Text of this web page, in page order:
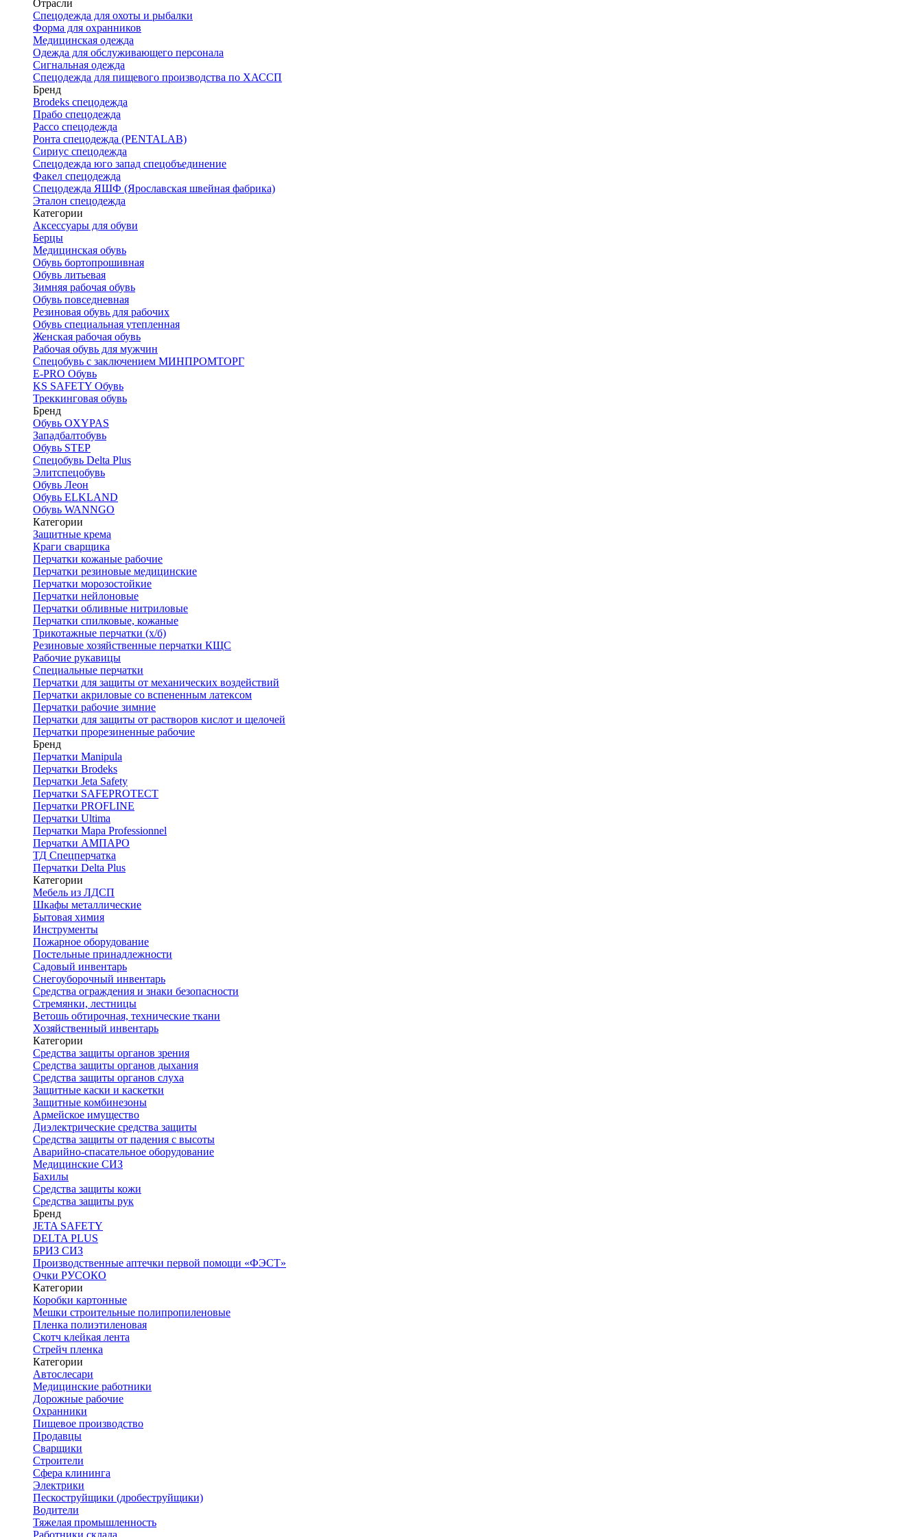
Отрасли
Спецодежда для охоты и рыбалки
Форма для охранников
Медицинская одежда
Одежда для обслуживающего персонала
Сигнальная одежда
Спецодежда для пищевого производства по ХАССП
Бренд
Brodeks спецодежда
Прабо спецодежда
Рассо спецодежда
Ронта спецодежда (PENTALAB)
Сириус спецодежда
Спецодежда юго запад спецобъединение
Факел спецодежда
Спецодежда ЯШФ (Ярославская швейная фабрика)
Эталон спецодежда
Категории
Аксессуары для обуви
Берцы
Медицинская обувь
Обувь бортопрошивная
Обувь литьевая
Зимняя рабочая обувь
Обувь повседневная
Резиновая обувь для рабочих
Обувь специальная утепленная
Женская рабочая обувь
Рабочая обувь для мужчин
Спецобувь с заключением МИНПРОМТОРГ
E-PRO Обувь
KS SAFETY Обувь
Треккинговая обувь
Бренд
Обувь OXYPAS
Западбалтобувь
Обувь STEP
Спецобувь Delta Plus
Элитспецобувь
Обувь Леон
Обувь ELKLAND
Обувь WANNGO
Категории
Защитные крема
Краги сварщика
Перчатки кожаные рабочие
Перчатки резиновые медицинские
Перчатки морозостойкие
Перчатки нейлоновые
Перчатки обливные нитриловые
Перчатки спилковые, кожаные
Трикотажные перчатки (х/б)
Резиновые хозяйственные перчатки КЩС
Рабочие рукавицы
Специальные перчатки
Перчатки для защиты от механических воздействий
Перчатки акриловые со вспененным латексом
Перчатки рабочие зимние
Перчатки для защиты от растворов кислот и щелочей
Перчатки прорезиненные рабочие
Бренд
Перчатки Manipula
Перчатки Brodeks
Перчатки Jeta Safety
Перчатки SAFEPROTECT
Перчатки PROFLINE
Перчатки Ultima
Перчатки Мара Professionnel
Перчатки АМПАРО
ТД Спецперчатка
Перчатки Delta Plus
Категории
Мебель из ЛДСП
Шкафы металлические
Бытовая химия
Инструменты
Пожарное оборудование
Постельные принадлежности
Садовый инвентарь
Снегоуборочный инвентарь
Средства ограждения и знаки безопасности
Стремянки, лестницы
Ветошь обтирочная, технические ткани
Хозяйственный инвентарь
Категории
Средства защиты органов зрения
Средства защиты органов дыхания
Средства защиты органов слуха
Защитные каски и каскетки
Защитные комбинезоны
Армейское имущество
Диэлектрические средства защиты
Средства защиты от падения с высоты
Аварийно-спасательное оборудование
Медицинские СИЗ
Бахилы
Средства защиты кожи
Средства защиты рук
Бренд
JETA SAFETY
DELTA PLUS
БРИЗ СИЗ
Производственные аптечки первой помощи «ФЭСТ»
Очки РУСОКО
Категории
Коробки картонные
Мешки строительные полипропиленовые
Пленка полиэтиленовая
Скотч клейкая лента
Стрейч пленка
Категории
Автослесари
Медицинские работники
Дорожные рабочие
Охранники
Пищевое производство
Продавцы
Сварщики
Строители
Сфера клининга
Электрики
Пескоструйщики (дробеструйщики)
Водители
Тяжелая промышленность
Работники склада